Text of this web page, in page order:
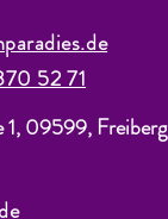
52 71
1, 09599, Freiberg